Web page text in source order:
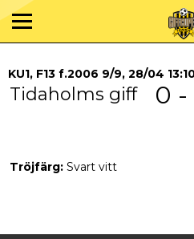
KU1, F13 f.2006 9/9, 28/04
Tidaholms giff 0 -
Tröjfärg: Svart vitt